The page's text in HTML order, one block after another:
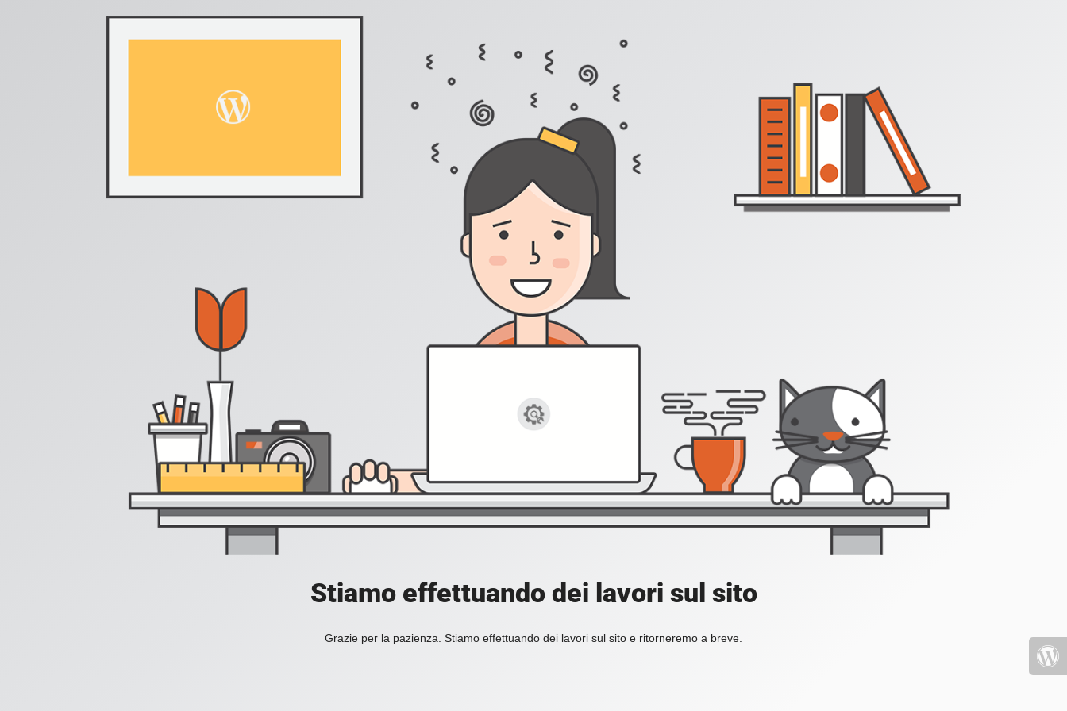
Stiamo effettuando dei lavori sul sito
Grazie per la pazienza. Stiamo effettuando dei lavori sul sito e ritorneremo a breve.